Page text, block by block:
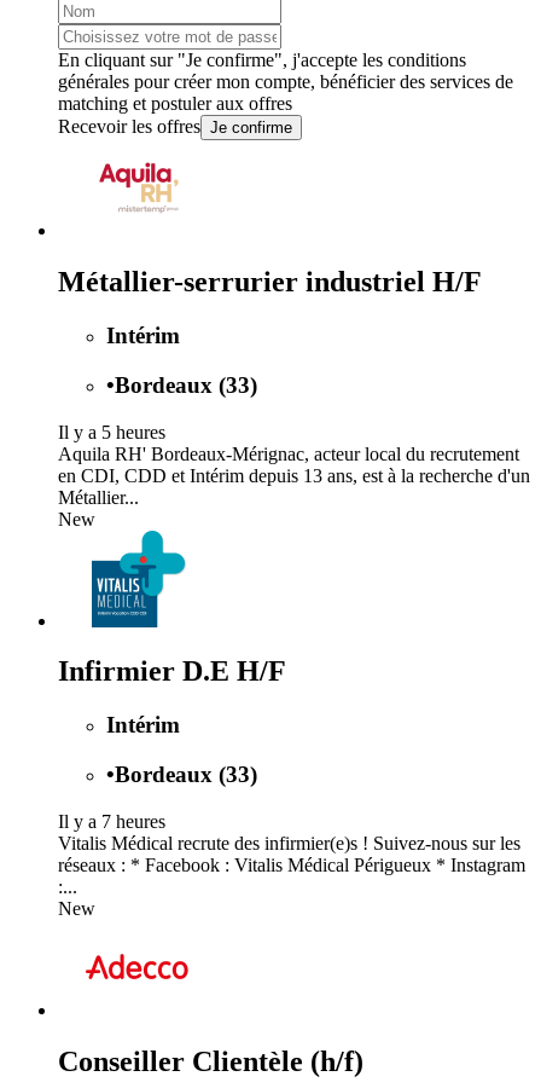
En cliquant sur "Je confirme", j'accepte les conditions
générales pour créer mon compte, bénéficier des services de
matching et postuler aux offres
Recevoir les offres Je confirme
Métallier-serrurier industriel H/F
Intérim
•Bordeaux (33)
Il y a 5 heures
Aquila RH' Bordeaux-Mérignac, acteur local du recrutement
en CDI, CDD et Intérim depuis 13 ans, est à la recherche d'un
Métallier...
New
Infirmier D.E H/F
Intérim
•Bordeaux (33)
Il y a 7 heures
Vitalis Médical recrute des infirmier(e)s ! Suivez-nous sur les
réseaux : * Facebook : Vitalis Médical Périgueux * Instagram
:...
New
Conseiller Clientèle (h/f)